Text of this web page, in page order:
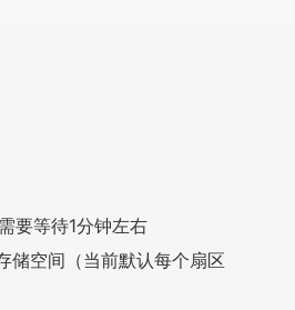
要等待1分钟左右
储空间（当前默认每个扇区